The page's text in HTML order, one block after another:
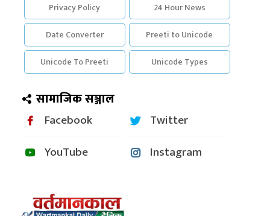
Privacy Policy
24 Hour News
Date Converter
Preeti to Unicode
Unicode To Preeti
Unicode Types
सामाजिक सञ्जाल
Facebook
Twitter
YouTube
Instagram